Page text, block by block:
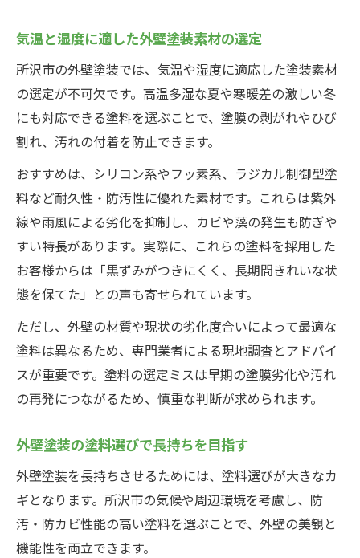
気温と湿度に適した外壁塗装素材の選定
所沢市の外壁塗装では、気温や湿度に適応した塗装素材
の選定が不可欠です。高温多湿な夏や寒暖差の激しい冬
にも対応できる塗料を選ぶことで、塗膜の剥がれやひび
割れ、汚れの付着を防止できます。
おすすめは、シリコン系やフッ素系、ラジカル制御型塗
料など耐久性・防汚性に優れた素材です。これらは紫外
線や雨風による劣化を抑制し、カビや藻の発生も防ぎや
すい特長があります。実際に、これらの塗料を採用した
お客様からは「黒ずみがつきにくく、長期間きれいな状
態を保てた」との声も寄せられています。
ただし、外壁の材質や現状の劣化度合いによって最適な
塗料は異なるため、専門業者による現地調査とアドバイ
スが重要です。塗料の選定ミスは早期の塗膜劣化や汚れ
の再発につながるため、慎重な判断が求められます。
外壁塗装の塗料選びで長持ちを目指す
外壁塗装を長持ちさせるためには、塗料選びが大きなカ
ギとなります。所沢市の気候や周辺環境を考慮し、防
汚・防カビ性能の高い塗料を選ぶことで、外壁の美観と
機能性を両立できます。